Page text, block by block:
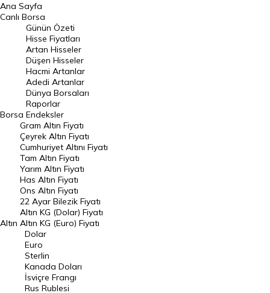
BIST 100 Hisseleri
En Çok Artan Hisseler
En Çok Düşen Hisseler
Hacmi Artanlar
Geçmiş Kapanışlar
Dünya Borsaları
Raporlar
Endeksler
DÖVİZ
Döviz Kuru
Dolar Kuru
Euro Kuru
Pound Kuru
Frank Kuru
Riyal Kuru
Ana Sayfa
Canlı Borsa
Borsa
Günün Özeti
Hisse Fiyatları
Artan Hisseler
Düşen Hisseler
Hacmi Artanlar
Adedi Artanlar
Dünya Borsaları
Raporlar
Endeksler
Altın
Gram Altın Fiyatı
Çeyrek Altın Fiyatı
Cumhuriyet Altını Fiyatı
Tam Altın Fiyatı
Yarım Altın Fiyatı
Has Altın Fiyatı
Ons Altın Fiyatı
22 Ayar Bilezik Fiyatı
Altın KG (Dolar) Fiyatı
Altın KG (Euro) Fiyatı
Dolar
Euro
Sterlin
Kanada Doları
İsviçre Frangı
Rus Rublesi